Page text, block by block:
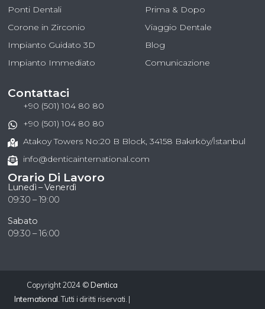
Ponti Dentali
Corone in Zirconio
Impianto Guidato 3D
Impianto Immediato
Prima & Dopo
Viaggio Dentale
Blog
Comunicazione
Contattaci
+90 (501) 104 80 80
+90 (501) 104 80 80
Atakoy Towers No:20 B Block, 34158 Bakırköy/İstanbul
info@denticainternational.com
Orario Di Lavoro
Lunedì – Venerdì
09:30 – 19:00
Sabato
09:30 – 16:00
Copyright 2024 ©Dentica
International . Tutti i diritti riservati. |